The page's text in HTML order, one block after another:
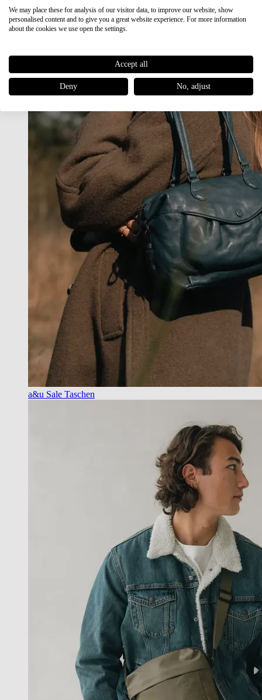
a&u Sale Taschen
We may place these for analysis of our visitor data, to improve our website, show
personalised content and to give you a great website experience. For more information
about the cookies we use open the settings.
Accept all
Deny No, adjust